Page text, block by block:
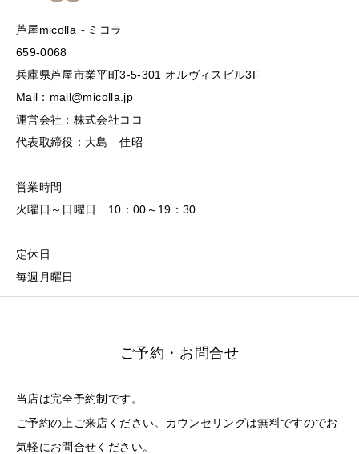
芦屋micolla～ミコラ
659-0068
兵庫県芦屋市業平町3-5-301 オルヴィスビル3F
Mail：mail@micolla.jp
運営会社：株式会社ココ
代表取締役：大島 佳昭
営業時間
火曜日～日曜日 10：00～19：30
定休日
毎週月曜日
ご予約・お問合せ
当店は完全予約制です。
ご予約の上ご来店ください。カウンセリングは無料ですのでお
気軽にお問合せください。